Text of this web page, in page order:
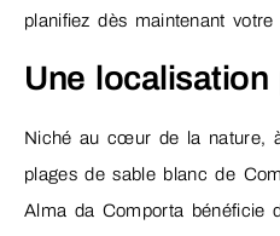
planifiez dès maintenant
Une
Niché au cœur de la nature,
plages de sable blanc de
Alma da Comporta bénéficie